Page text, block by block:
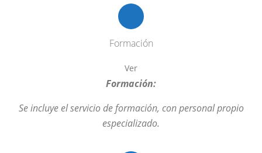
Formación
Ver
Formación:
Se incluye el servicio de formación, con personal propio
especializado.